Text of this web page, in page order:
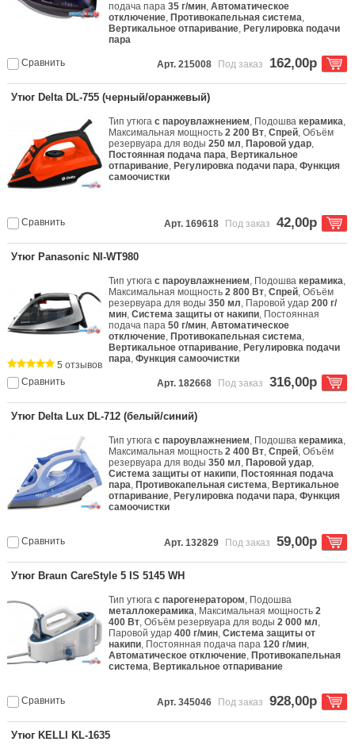
подача пара35 г/мин,Автоматическое
отключение, Противокапельная система,
Вертикальное отпаривание, Регулировка подачи
пара
Сравнить Арт. 215008 Под заказ 162,00р
Утюг Delta DL-755 (черный/оранжевый)
Тип утюгас пароувлажнением, Подошвакерамика,
Максимальная мощность2 200 Вт,Спрей, Объём
резервуара для воды250 мл, Паровой удар,
Постоянная подача пара, Вертикальное
отпаривание, Регулировка подачи пара,Функция
самоочистки
Сравнить Арт. 169618 Под заказ 42,00р
Утюг Panasonic NI-WT980
Тип утюгас пароувлажнением, Подошвакерамика,
Максимальная мощность2 800 Вт,Спрей, Объём
резервуара для воды350 мл, Паровой удар200 г/
мин,Система защиты от накипи, Постоянная
подача пара50 г/мин,Автоматическое
отключение, Противокапельная система,
Вертикальное отпаривание, Регулировка подачи
пара,Функция самоочистки
Сравнить
5 отзывов
Арт. 182668
Под заказ 316,00р
Утюг Delta Lux DL-712 (белый/синий)
Тип утюгас пароувлажнением, Подошвакерамика,
Максимальная мощность2 400 Вт,Спрей, Объём
резервуара для воды350 мл, Паровой удар,
Система защиты от накипи, Постоянная подача
пара, Противокапельная система, Вертикальное
отпаривание, Регулировка подачи пара,Функция
самоочистки
Сравнить Арт. 132829 Под заказ 59,00р
Утюг Braun CareStyle 5 IS 5145 WH
Тип утюгас парогенератором, Подошва
металлокерамика, Максимальная мощность2
400 Вт, Объём резервуара для воды2 000 мл,
Паровой удар400 г/мин,Система защиты от
накипи, Постоянная подача пара120 г/мин,
Автоматическое отключение, Противокапельная
система, Вертикальное отпаривание
Сравнить Арт. 345046 Под заказ 928,00р
Утюг KELLI KL-1635